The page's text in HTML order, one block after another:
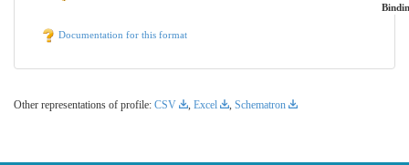
Documentation for this format
Other representations of profile: CSV , Excel , Schematron